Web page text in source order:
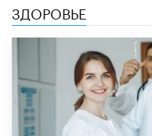
ЗДОРОВЬЕ